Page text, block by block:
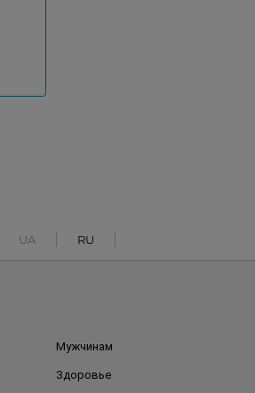
UA RU
Мужчинам
Здоровье